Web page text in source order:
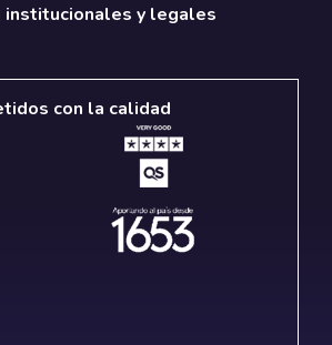
institucionales y legales
con la calidad